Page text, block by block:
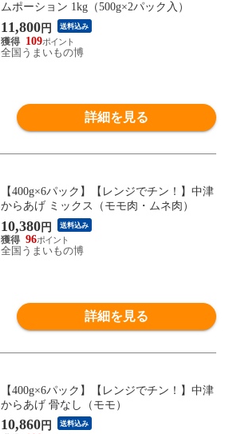
ムポーション 1kg（500g×2パック入）
11,800円 送料込み
109
全国うまいもの博
詳細を見る
【400g×6パック】【レンジでチン！】中津
からあげ ミックス（モモ肉・ムネ肉）
10,380円 送料込み
96
全国うまいもの博
詳細を見る
【400g×6パック】【レンジでチン！】中津
からあげ 骨なし（モモ）
10,860円 送料込み